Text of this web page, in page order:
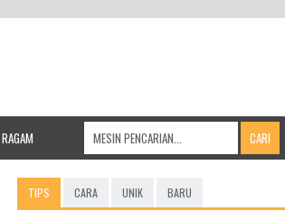
RAGAM
TIPS CARA UNIK BARU